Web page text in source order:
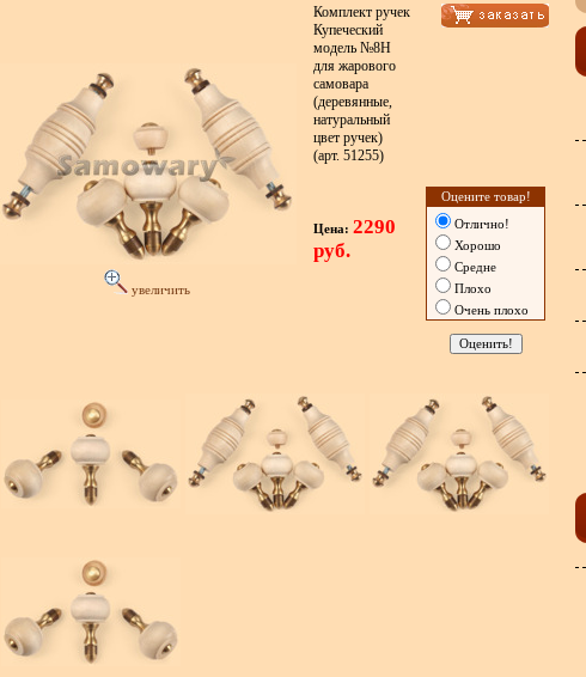
увеличить
Комплект ручек
Купеческий
модель №8Н
для жарового
самовара
(деревянные,
натуральный
цвет ручек)
(арт. 51255)
Цена: 2290
руб.
Оцените товар!
Отлично!
Хорошо
Средне
Плохо
Очень плохо